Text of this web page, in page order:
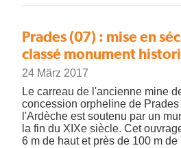
Prades (07) : mise en
classé monument
24 März 2017
Le carreau de l'ancienne mine
concession orpheline de
l'Ardèche est soutenu par un
la fin du XIXe siècle. Cet
6 m de haut et près de 100 m